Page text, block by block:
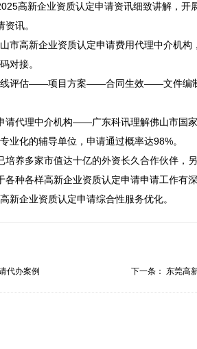
高新企业资质认定申请资讯细致讲解，
讯。
山市高新企业资质认定申请费用代理中介机
对接。
在线评估——项目方案——合同生效——文件
请代理中介机构——广东科讯理解佛山市国
业化的辅导单位，申请通过概率达98%。
培养多家市值达十亿的外资长久合作伙伴，
各种各样高新企业资质认定申请申请工作有
新企业资质认定申请综合性服务优化。
代办案例 下一条： 东莞高